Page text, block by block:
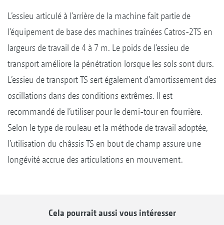
L’essieu articulé à l’arrière de la machine fait partie de
l’équipement de base des machines traînées Catros-2TS en
largeurs de travail de 4 à 7 m. Le poids de l’essieu de
transport améliore la pénétration lorsque les sols sont durs.
L’essieu de transport TS sert également d’amortissement des
oscillations dans des conditions extrêmes. Il est
recommandé de l’utiliser pour le demi-tour en fourrière.
Selon le type de rouleau et la méthode de travail adoptée,
l’utilisation du châssis TS en bout de champ assure une
longévité accrue des articulations en mouvement.
Cela pourrait aussi vous intéresser